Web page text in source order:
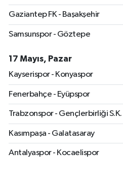
Gaziantep FK - Başakşehir
Samsunspor - Göztepe
17 Mayıs, Pazar
Kayserispor - Konyaspor
Fenerbahçe - Eyüpspor
Trabzonspor - Gençlerbirliği S.K.
Kasımpaşa - Galatasaray
Antalyaspor - Kocaelispor